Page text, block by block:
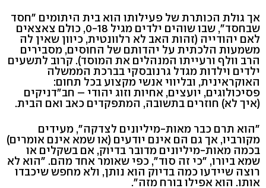
אך גולת הכותרת של פעילותו הוא בית היתומים "חסד
שבחסד", שבו שוהים ילדים מגיל 0-18, כולם צאצאים
לאם יהודייה (זהות האב לא רלוונטית, כיוון שאין לה
משמעות הלכתית על יהדותם של החוסים, מסבירים
הרב וולף ורעייתו המנהלים את המוסד). קרוב לתשעים
ילדים וילדות מגדל גרנובסקי בברכת הממשלה
האוקראינית, ובליווי אנשי מקצוע בכל תחום:
פסיכולוגים, יועצים, אחיות וזוג יהודי – חב"דניקים
(איך לא) חוזרים בתשובה, המתפקדים כאב ואם הבית.
"הוא תרם כבר מאות-מיליונים לצדקה", מעידים
מקורביו, אך גם הם אינם יודעים (או שמא אינם אומרים)
בכמה מאות-מיליונים מדובר בדיוק, אם בשקלים או
שמא ביורו, "כי זה סוד", כפי שאומר אחד מהם. "הוא לא
רוצה שיידעו כמה בדיוק הוא נותן, ולא מחפש שיכבדו
אותו. הוא אפילו בורח מזה".